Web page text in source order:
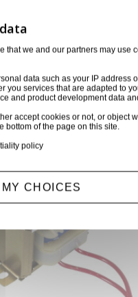
6 autres produits
that we and our partners may
data such as your IP
you services that are adapted to
and product development data
accept cookies or not, or
bottom of the page on this site.
policy
CHOICES